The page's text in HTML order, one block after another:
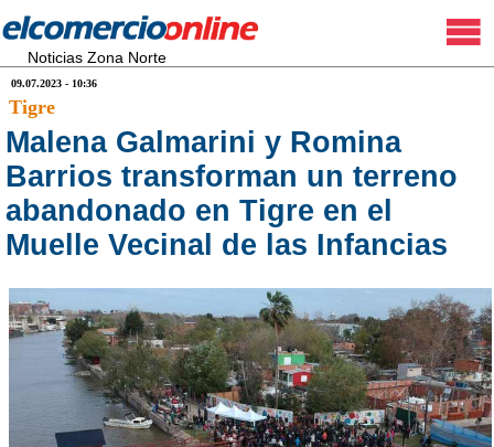
Noticias Zona Norte
09.07.2023 - 10:36
Tigre
Malena Galmarini y Romina
Barrios transforman un terreno
abandonado en Tigre en el
Muelle Vecinal de las Infancias